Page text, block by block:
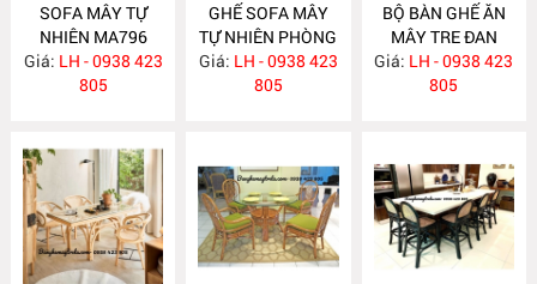
SOFA MÂY TỰ
NHIÊN MA796
Giá: LH - 0938 423
805
GHẾ SOFA MÂY
TỰ NHIÊN PHÒNG
KHÁCH MA795
Giá: LH - 0938 423
805
BỘ BÀN GHẾ ĂN
MÂY TRE ĐAN
MA784
Giá: LH - 0938 423
805